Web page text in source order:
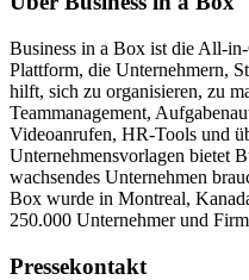
Business in a Box ist die All-
Plattform, die Unternehmern,
hilft, sich zu organisieren, zu
Teammanagement,
Videoanrufen, HR-Tools und
Unternehmensvorlagen bietet
wachsendes Unternehmen
Box wurde in Montreal,
250.000 Unternehmer und
Pressekontakt